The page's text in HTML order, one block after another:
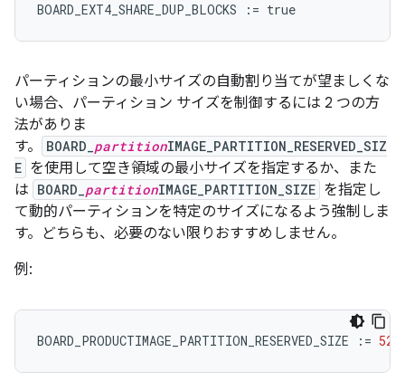
BOARD_EXT4_SHARE_DUP_BLOCKS := true
パーティションの最小サイズの自動割り当てが望ましくな
い場合、パーティション サイズを制御するには 2 つの方
法がありま
す。
BOARD_ partitionIMAGE_PARTITION_RESERVED_SIZ
E を使用して空き領域の最小サイズを指定するか、また
は BOARD_ partitionIMAGE_PARTITION_SIZE を指定し
て動的パーティションを特定のサイズになるよう強制しま
す。どちらも、必要のない限りおすすめしません。
例:
BOARD_PRODUCTIMAGE_PARTITION_RESERVED_SIZE :=